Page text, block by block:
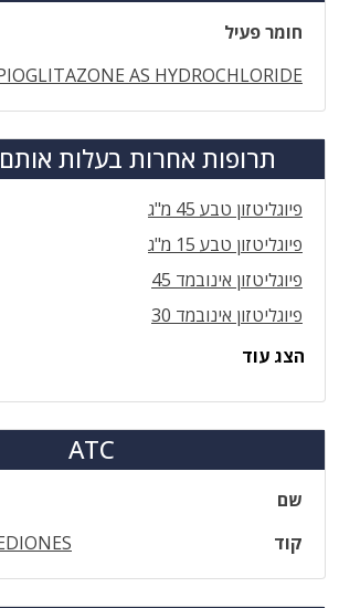
חומר פעיל
AS HYDROCHLORIDE
תרופות אחרות בעלות
פיוגליטזון טבע 45 מ"ג
פיוגליטזון טבע 15 מ"ג
פיוגליטזון אינובמד 45
פיוגליטזון אינובמד 30
הצג עוד
ATC
שם
קוד